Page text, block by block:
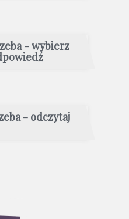
- wybierz
- odczytaj